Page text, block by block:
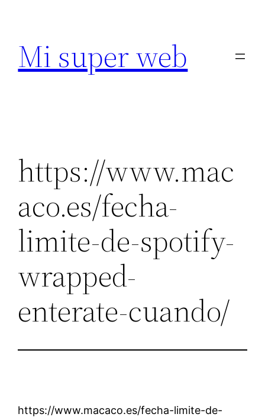
contenido
Mi super web
https://www.mac
aco.es/fecha-
limite-de-spotify-
wrapped-
enterate-cuando/
https://www.macaco.es/fecha-limite-de-